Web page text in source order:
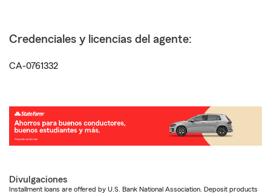
Credenciales y licencias del agente:
CA-0761332
Divulgaciones
Installment loans are offered by U.S. Bank National Association. Deposit products